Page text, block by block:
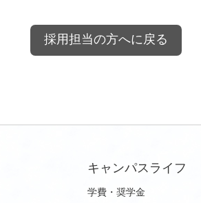
採用担当の方へに戻る
キャンパスライフ
学費・奨学金